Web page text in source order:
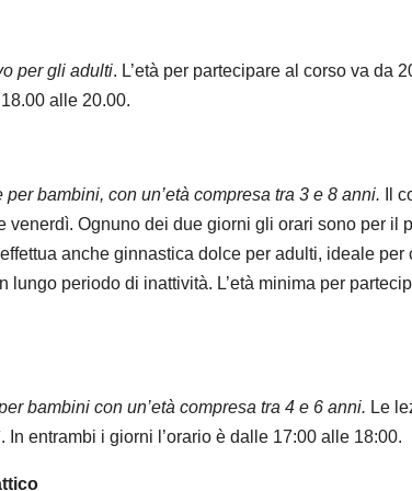
per gli adulti. L’età per partecipare al corso va da
alle 20.00.
bambini, con un’età compresa tra 3 e 8 anni. Il
venerdì. Ognuno dei due giorni gli orari sono per il
anche ginnastica dolce per adulti, ideale
lungo periodo di inattività. L’età minima per
bambini con un’età compresa tra 4 e 6 anni. Le
entrambi i giorni l’orario è dalle 17:00 alle 18:00.